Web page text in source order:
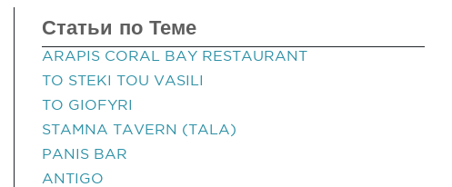
Статьи по Теме
ARAPIS CORAL BAY RESTAURANT
TO STEKI TOU VASILI
TO GIOFYRI
STAMNA TAVERN (TALA)
PANIS BAR
ANTIGO